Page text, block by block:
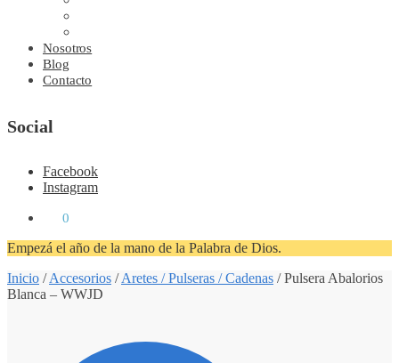
Nosotros
Blog
Contacto
Social
Facebook
Instagram
0
Empezá el año de la mano de la Palabra de Dios.
Inicio /Accesorios /Aretes / Pulseras / Cadenas /Pulsera Abalorios
Blanca – WWJD